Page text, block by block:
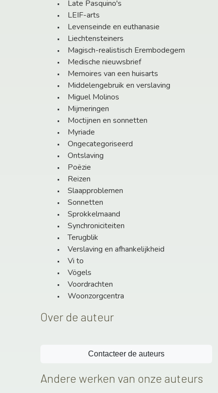
Late Pasquino's
LEIF-arts
Levenseinde en euthanasie
Liechtensteiners
Magisch-realistisch Erembodegem
Medische nieuwsbrief
Memoires van een huisarts
Middelengebruik en verslaving
Miguel Molinos
Mijmeringen
Moctijnen en sonnetten
Myriade
Ongecategoriseerd
Ontslaving
Poëzie
Reizen
Slaapproblemen
Sonnetten
Sprokkelmaand
Synchroniciteiten
Terugblik
Verslaving en afhankelijkheid
Vi to
Vögels
Voordrachten
Woonzorgcentra
Over de auteur
Contacteer de auteurs
Andere werken van onze auteurs